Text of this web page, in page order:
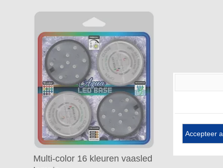
Multi-color 16 kleuren vaasled
Accepteer